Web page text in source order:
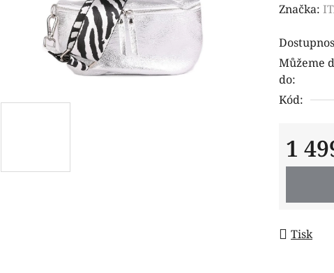
hodnocení
je
0,0
z
5
Značka:
Můžeme
do:
Kód:
1
Měrná
Tisk